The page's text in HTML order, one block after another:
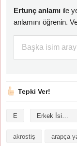
Ertunç anlamı ile
anlamını öğrenin.
Tepki Ver!
E Erkek İsimleri
akrostiş